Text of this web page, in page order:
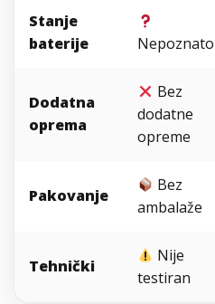
Stanje
baterije
Nepoznato
Dodatna
oprema
Bez
dodatne
opreme
Pakovanje
Bez
ambalaže
Tehnički
Nije
testiran